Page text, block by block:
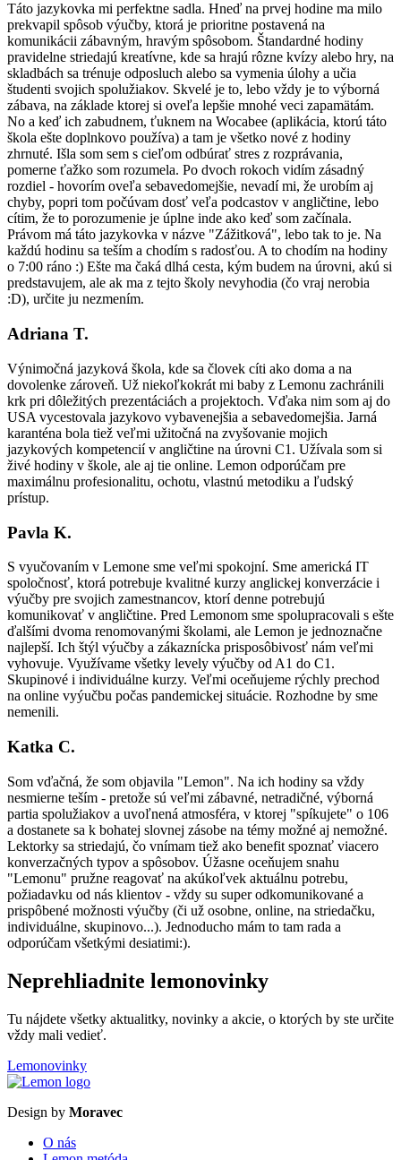
Táto jazykovka mi perfektne sadla. Hneď na prvej hodine ma milo
prekvapil spôsob výučby, ktorá je prioritne postavená na
komunikácii zábavným, hravým spôsobom. Štandardné hodiny
pravidelne striedajú kreatívne, kde sa hrajú rôzne kvízy alebo hry, na
skladbách sa trénuje odposluch alebo sa vymenia úlohy a učia
študenti svojich spolužiakov. Skvelé je to, lebo vždy je to výborná
zábava, na základe ktorej si oveľa lepšie mnohé veci zapamätám.
No a keď ich zabudnem, ťuknem na Wocabee (aplikácia, ktorú táto
škola ešte doplnkovo používa) a tam je všetko nové z hodiny
zhrnuté. Išla som sem s cieľom odbúrať stres z rozprávania,
pomerne ťažko som rozumela. Po dvoch rokoch vidím zásadný
rozdiel - hovorím oveľa sebavedomejšie, nevadí mi, že urobím aj
chyby, popri tom počúvam dosť veľa podcastov v angličtine, lebo
cítim, že to porozumenie je úplne inde ako keď som začínala.
Právom má táto jazykovka v názve "Zážitková", lebo tak to je. Na
každú hodinu sa teším a chodím s radosťou. A to chodím na hodiny
o 7:00 ráno :) Ešte ma čaká dlhá cesta, kým budem na úrovni, akú si
predstavujem, ale ak ma z tejto školy nevyhodia (čo vraj nerobia
:D), určite ju nezmením.
Adriana T.
Výnimočná jazyková škola, kde sa človek cíti ako doma a na
dovolenke zároveň. Už niekoľkokrát mi baby z Lemonu zachránili
krk pri dôležitých prezentáciách a projektoch. Vďaka nim som aj do
USA vycestovala jazykovo vybavenejšia a sebavedomejšia. Jarná
karanténa bola tiež veľmi užitočná na zvyšovanie mojich
jazykových kompetencií v angličtine na úrovni C1. Užívala som si
živé hodiny v škole, ale aj tie online. Lemon odporúčam pre
maximálnu profesionalitu, ochotu, vlastnú metodiku a ľudský
prístup.
Pavla K.
S vyučovaním v Lemone sme veľmi spokojní. Sme americká IT
spoločnosť, ktorá potrebuje kvalitné kurzy anglickej konverzácie i
výučby pre svojich zamestnancov, ktorí denne potrebujú
komunikovať v angličtine. Pred Lemonom sme spolupracovali s ešte
ďalšími dvoma renomovanými školami, ale Lemon je jednoznačne
najlepší. Ich štýl výučby a zákaznícka prisposôbivosť nám veľmi
vyhovuje. Využívame všetky levely výučby od A1 do C1.
Skupinové i individuálne kurzy. Veľmi oceňujeme rýchly prechod
na online vyýučbu počas pandemickej situácie. Rozhodne by sme
nemenili.
Katka C.
Som vďačná, že som objavila "Lemon". Na ich hodiny sa vždy
nesmierne teším - pretože sú veľmi zábavné, netradičné, výborná
partia spolužiakov a uvoľnená atmosféra, v ktorej "spíkujete" o 106
a dostanete sa k bohatej slovnej zásobe na témy možné aj nemožné.
Lektorky sa striedajú, čo vnímam tiež ako benefit spoznať viacero
konverzačných typov a spôsobov. Úžasne oceňujem snahu
"Lemonu" pružne reagovať na akúkoľvek aktuálnu potrebu,
požiadavku od nás klientov - vždy su super odkomunikované a
prispôbené možnosti výučby (či už osobne, online, na striedačku,
individuálne, skupinovo...). Jednoducho mám to tam rada a
odporúčam všetkými desiatimi:).
Neprehliadnite lemonovinky
Tu nájdete všetky aktualitky, novinky a akcie, o ktorých by ste určite
vždy mali vedieť.
Lemonovinky
Design by Moravec
O nás